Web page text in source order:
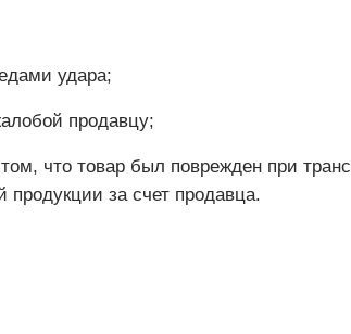
удара;
продавцу;
что товар был поврежден при
продукции за счет продавца.